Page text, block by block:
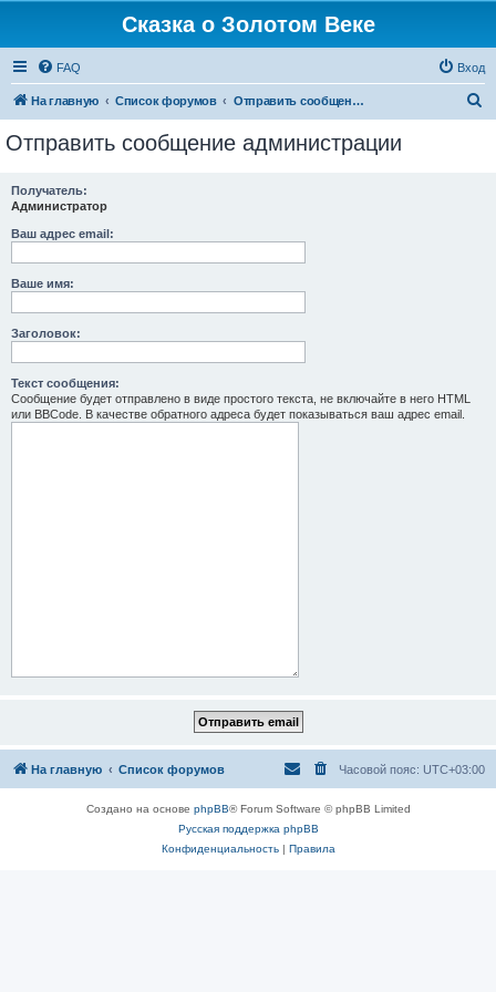
Сказка о Золотом Веке
FAQ Вход
На главную Список форумов Отправить сообщение администрации
Отправить сообщение администрации
Получатель:
Администратор
Ваш адрес email:
Ваше имя:
Заголовок:
Текст сообщения:
Сообщение будет отправлено в виде простого текста, не включайте в него HTML
или BBCode. В качестве обратного адреса будет показываться ваш адрес email.
На главную Список форумов Часовой пояс: UTC+03:00
Создано на основе phpBB® Forum Software © phpBB Limited
Русская поддержка phpBB
Конфиденциальность| Правила